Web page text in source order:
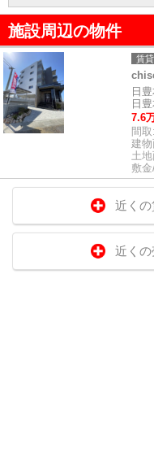
施設周辺の物件
賃
日
日
7.6
間取:
建
土
敷
近く
近く